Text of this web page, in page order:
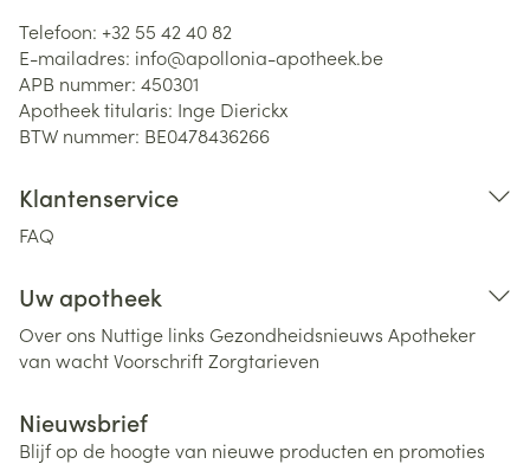
Telefoon: +32 55 42 40 82
E-mailadres: info@apollonia-apotheek.be
APB nummer: 450301
Apotheek titularis: Inge Dierickx
BTW nummer: BE0478436266
Klantenservice
FAQ
Uw apotheek
Over ons Nuttige links Gezondheidsnieuws Apotheker
van wachtVoorschriftZorgtarieven
Nieuwsbrief
Blijf op de hoogte van nieuwe producten en promoties